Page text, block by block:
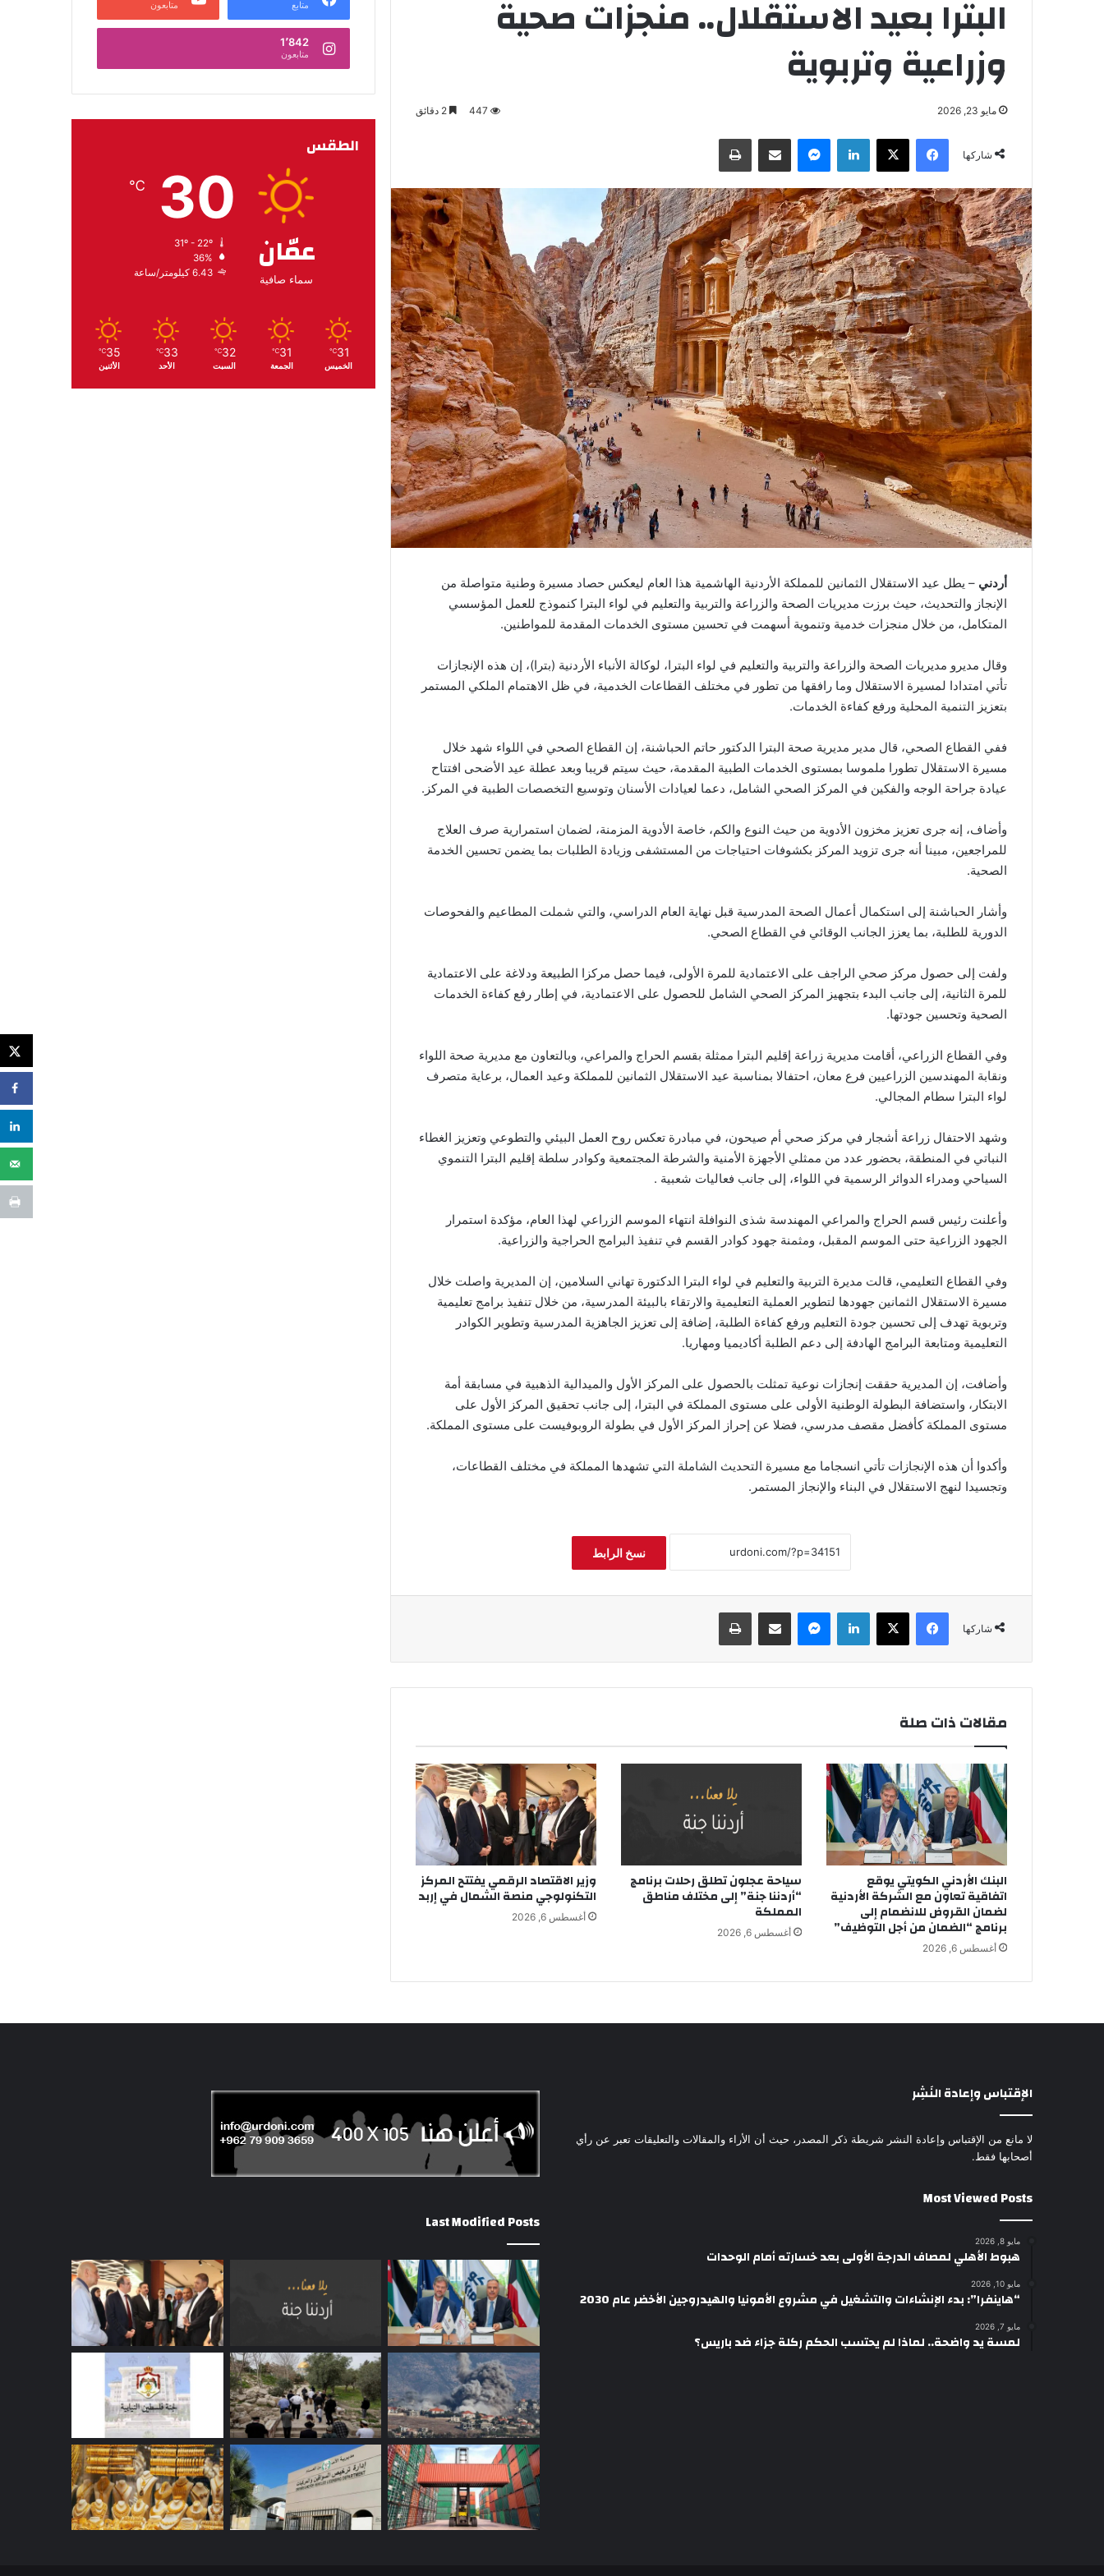
البترا بعيد الاستقلال.. منجزات صحية
وزراعية وتربوية
مايو 23, 2026 447
شاركها
فيسبوك لينكدإن
أردني – يطل عيد الاستقلال الثمانين للمملكة الأردنية الهاشمية هذا العام ليعكس حصاد مسيرة وطنية متواصلة من
الإنجاز والتحديث، حيث برزت مديريات الصحة والزراعة والتربية والتعليم في لواء البترا كنموذج للعمل المؤسسي
المتكامل، من خلال منجزات خدمية وتنموية أسهمت في تحسين مستوى الخدمات المقدمة للمواطنين.
وقال مديرو مديريات الصحة والزراعة والتربية والتعليم في لواء البترا، لوكالة الأنباء الأردنية (بترا)، إن هذه الإنجازات
تأتي امتدادا لمسيرة الاستقلال وما رافقها من تطور في مختلف القطاعات الخدمية، في ظل الاهتمام الملكي المستمر
بتعزيز التنمية المحلية ورفع كفاءة الخدمات.
ففي القطاع الصحي، قال مدير مديرية صحة البترا الدكتور حاتم الحباشنة، إن القطاع الصحي في اللواء شهد خلال
مسيرة الاستقلال تطورا ملموسا بمستوى الخدمات الطبية المقدمة، حيث سيتم قريبا وبعد عطلة عيد الأضحى افتتاح
عيادة جراحة الوجه والفكين في المركز الصحي الشامل، دعما لعيادات الأسنان وتوسيع التخصصات الطبية في المركز.
وأضاف، إنه جرى تعزيز مخزون الأدوية من حيث النوع والكم، خاصة الأدوية المزمنة، لضمان استمرارية صرف العلاج
للمراجعين، مبينا أنه جرى تزويد المركز بكشوفات احتياجات من المستشفى وزيادة الطلبات بما يضمن تحسين الخدمة
الصحية.
وأشار الحباشنة إلى استكمال أعمال الصحة المدرسية قبل نهاية العام الدراسي، والتي شملت المطاعيم والفحوصات
الدورية للطلبة، بما يعزز الجانب الوقائي في القطاع الصحي.
ولفت إلى حصول مركز صحي الراجف على الاعتمادية للمرة الأولى، فيما حصل مركزا الطبيعة ودلاغة على الاعتمادية
للمرة الثانية، إلى جانب البدء بتجهيز المركز الصحي الشامل للحصول على الاعتمادية، في إطار رفع كفاءة الخدمات
الصحية وتحسين جودتها.
وفي القطاع الزراعي، أقامت مديرية زراعة إقليم البترا ممثلة بقسم الحراج والمراعي، وبالتعاون مع مديرية صحة اللواء
ونقابة المهندسين الزراعيين فرع معان، احتفالا بمناسبة عيد الاستقلال الثمانين للمملكة وعيد العمال، برعاية متصرف
لواء البترا سطام المجالي.
وشهد الاحتفال زراعة أشجار في مركز صحي أم صيحون، في مبادرة تعكس روح العمل البيئي والتطوعي وتعزيز الغطاء
النباتي في المنطقة، بحضور عدد من ممثلي الأجهزة الأمنية والشرطة المجتمعية وكوادر سلطة إقليم البترا التنموي
السياحي ومدراء الدوائر الرسمية في اللواء، إلى جانب فعاليات شعبية .
وأعلنت رئيس قسم الحراج والمراعي المهندسة شذى النوافلة انتهاء الموسم الزراعي لهذا العام، مؤكدة استمرار
الجهود الزراعية حتى الموسم المقبل، ومثمنة جهود كوادر القسم في تنفيذ البرامج الحراجية والزراعية.
وفي القطاع التعليمي، قالت مديرة التربية والتعليم في لواء البترا الدكتورة تهاني السلامين، إن المديرية واصلت خلال
مسيرة الاستقلال الثمانين جهودها لتطوير العملية التعليمية والارتقاء بالبيئة المدرسية، من خلال تنفيذ برامج تعليمية
وتربوية تهدف إلى تحسين جودة التعليم ورفع كفاءة الطلبة، إضافة إلى تعزيز الجاهزية المدرسية وتطوير الكوادر
التعليمية ومتابعة البرامج الهادفة إلى دعم الطلبة أكاديميا ومهاريا.
وأضافت، إن المديرية حققت إنجازات نوعية تمثلت بالحصول على المركز الأول والميدالية الذهبية في مسابقة أمة
الابتكار، واستضافة البطولة الوطنية الأولى على مستوى المملكة في البترا، إلى جانب تحقيق المركز الأول على
مستوى المملكة كأفضل مقصف مدرسي، فضلا عن إحراز المركز الأول في بطولة الروبوفيست على مستوى المملكة.
وأكدوا أن هذه الإنجازات تأتي انسجاما مع مسيرة التحديث الشاملة التي تشهدها المملكة في مختلف القطاعات،
وتجسيدا لنهج الاستقلال في البناء والإنجاز المستمر.
نسخ الرابط
شاركها
فيسبوك لينكدإن
مقالات ذات صلة
البنك الأردني الكويتي يوقع
اتفاقية تعاون مع الشركة الأردنية
لضمان القروض للانضمام إلى
برنامج “الضمان من أجل التوظيف”
أغسطس 6, 2026
سياحة عجلون تطلق رحلات برنامج
“أردننا جنة” إلى مختلف مناطق
المملكة
أغسطس 6, 2026
وزير الاقتصاد الرقمي يفتتح المركز
التكنولوجي منصة الشمال في إربد
أغسطس 6, 2026
متابع متابعون
1٬842
متابعون
الطقس
عمّان
سماء صافية
30
℃
36%
6.43 كيلومتر/ساعة
31
℃
الخميس
31
℃
الجمعة
32
℃
السبت
33
℃
الأحد
35
℃
الأثنين
الإقتباس وإعادة النَشِر
لا مانع من الإقتباس وإعادة النشر شريطة ذكر المصدر، حيث أن الأراء والمقالات والتعليقات تعبر عن رأي
أصحابها فقط.
Most Viewed Posts
مايو 8, 2026
هبوط الأهلي لمصاف الدرجة الأولى بعد خسارته أمام الوحدات
مايو 10, 2026
“هاينفرا”: بدء الإنشاءات والتشغيل في مشروع الأمونيا والهيدروجين الأخضر عام 2030
مايو 7, 2026
لمسة يد واضحة.. لماذا لم يحتسب الحكم ركلة جزاء ضد باريس؟
Last Modified Posts